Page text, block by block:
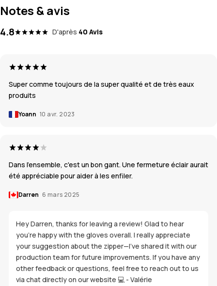
Notes & avis
4.8 D'après 40 Avis
Super comme toujours de la super qualité et de très eaux
produits
Yoann 10 avr. 2023
Dans l'ensemble, c'est un bon gant. Une fermeture éclair aurait
été appréciable pour aider à les enfiler.
Darren 6 mars 2025
Hey Darren, thanks for leaving a review! Glad to hear
you’re happy with the gloves overall. I really appreciate
your suggestion about the zipper—I’ve shared it with our
production team for future improvements. If you have any
other feedback or questions, feel free to reach out to us
via chat directly on our website 💻 - Valérie